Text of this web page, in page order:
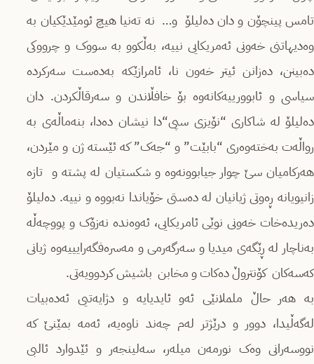
تامس پینچۆن و دان دەلیلۆ و… نه‌ ته‌نیا هیچ ئومێدێکیان بە
وەدیهاتنی خەونی ئەمریکایی نییە، به‌ڵکوو به سووک و‌ چرووکی
ده‌بینن، ده‌زانن ئیتر خه‌ون نا، ئامرازێکە به‌ده‌ست سه‌رکرده‌
سیاسی و ئابوورییه‌کانه‌وه بۆ خافڵاندن و سه‌رقاڵکردن. دان
ده‌لیلۆ له شاکاری “نۆیزی سپی“دا نیشان ده‌دا، بنه‌ماڵەی به
ر‌واڵەت به‌خته‌وه‌ری “بابێت” و “جه‌ک” که ئێسته ژن و مێردن،
هه‌رکامیان سێ چوار جیابوونه‌وه‌ و شکستیان له پشته و تازه
زانیویانه ڕەوتی ژیانیان لە ده‌ستی خۆیاندا نه‌بووه و نییه. ده‌لیلۆ
ده‌ریده‌خات خه‌ونی نوێی ئامریکایی، ئەوەنده نه‌زۆک و پووچه‌ڵه
به‌ناچار لە ڕێگەی میدیا و سه‌رگه‌رمی و مه‌سره‌فگه‌رایییەوە ژیانی
که‌سه‌کان کۆنتروڵ ده‌کات و مخابن باشیش کردوویه‌تی.
به هه‌ر حاڵ ململانێی ئەو ئایدیایه و دژایه‌تیی ئەده‌بیات
له‌گه‌ڵیدا، دوور و درێژتر له‌م چه‌ند ناوه‌یه، ئەمه بمێنێ که
نووسه‌رانی وه‌ک نورمه‌ن میله‌ر، سه‌لینجه‌ر و ئێدوارد ئالبی